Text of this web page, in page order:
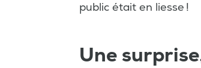
public était en liesse !
Une